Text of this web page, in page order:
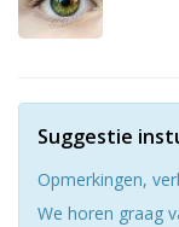
Suggestie
Opmerkingen,
We horen graag